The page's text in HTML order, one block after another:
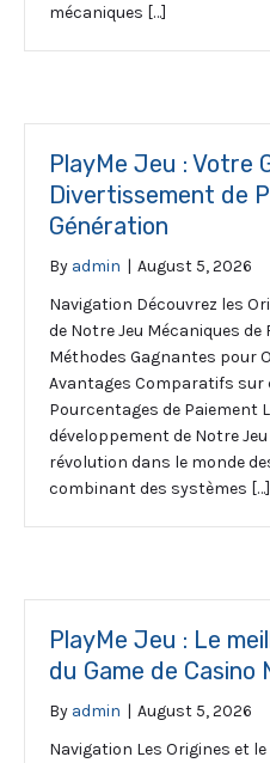
mécaniques […]
PlayMe Jeu : Votre
Divertissement de
Génération
By admin | August 5, 2026
Navigation Découvrez les
de Notre Jeu Mécaniques
Méthodes Gagnantes pour
Avantages Comparatifs sur
Pourcentages de Paiement
développement de Notre
révolution dans le monde
combinant des systèmes […]
PlayMe Jeu : Le
du Game de Casino
By admin | August 5, 2026
Navigation Les Origines et